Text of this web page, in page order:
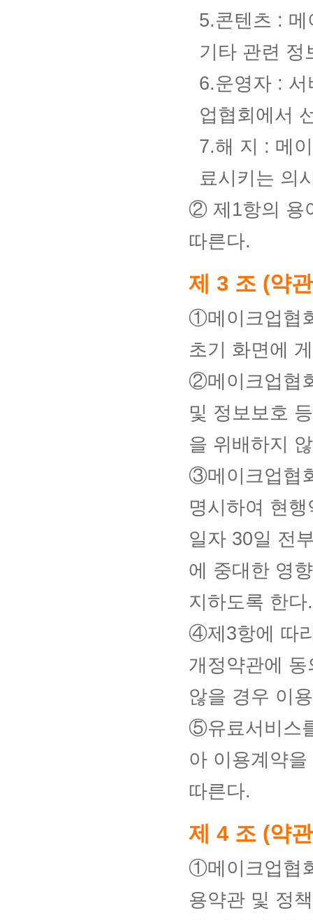
5.콘텐츠 :
기타 관련 정
6.운영자 :
업협회에서
7.해 지 : 메
료시키는 의
② 제1항의 용
따른다.
제 3 조 (약
①메이크업협
초기 화면에
②메이크업협
및 정보보호
을 위배하지
③메이크업협
명시하여 현
일자 30일 전
에 중대한 영
지하도록 한다.
④제3항에 따
개정약관에
않을 경우 이
⑤유료서비스
아 이용계약
따른다.
제 4 조 (약
①메이크업협
용약관 및 정